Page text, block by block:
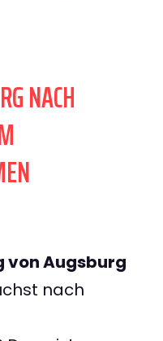
NACH
von Augsburg
nach